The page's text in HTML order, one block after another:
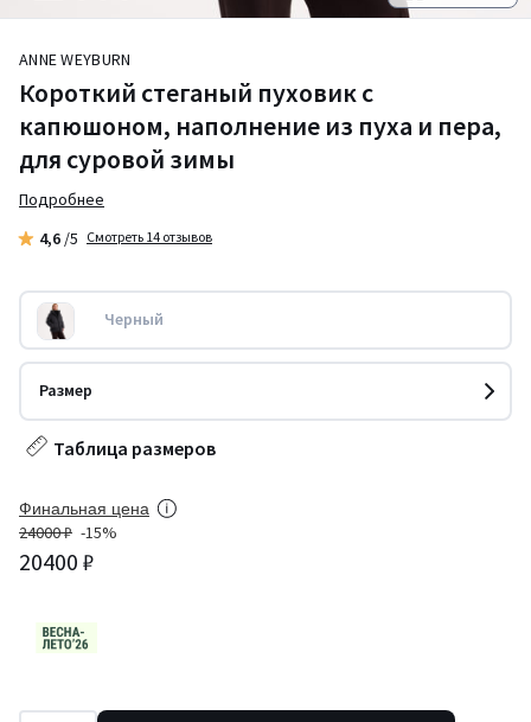
ANNE WEYBURN
Короткий стеганый пуховик с
капюшоном, наполнение из пуха и пера,
для суровой зимы
Подробнее
4,6 /5 Смотреть 14 отзывов
Черный
Размер
Таблица размеров
Финальная цена
24000 ₽ -15%
20400 ₽